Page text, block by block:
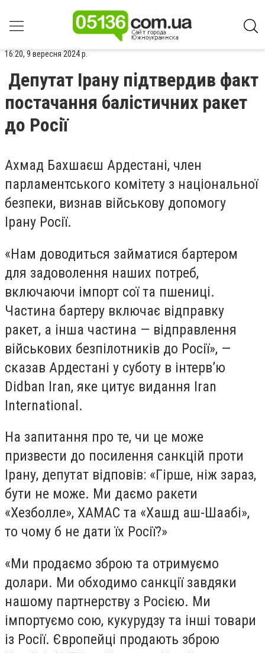
16:20, 9 вересня 2024 р.
Депутат Ірану підтвердив факт
постачання балістичних ракет
до Росії
Ахмад Бахшаєш Ардестані, член
парламентського комітету з національної
безпеки, визнав військову допомогу
Ірану Росії.
«Нам доводиться займатися бартером
для задоволення наших потреб,
включаючи імпорт сої та пшениці.
Частина бартеру включає відправку
ракет, а інша частина — відправлення
військових безпілотників до Росії», —
сказав Ардестані у суботу в інтерв’ю
Didban Iran, яке цитує видання Iran
International.
На запитання про те, чи це може
призвести до посилення санкцій проти
Ірану, депутат відповів: «Гірше, ніж зараз,
бути не може. Ми даємо ракети
«Хезболле», ХАМАС та «Хашд аш-Шаабі»,
то чому б не дати їх Росії?»
«Ми продаємо зброю та отримуємо
долари. Ми обходимо санкції завдяки
нашому партнерству з Росією. Ми
імпортуємо сою, кукурудзу та інші товари
із Росії. Європейці продають зброю